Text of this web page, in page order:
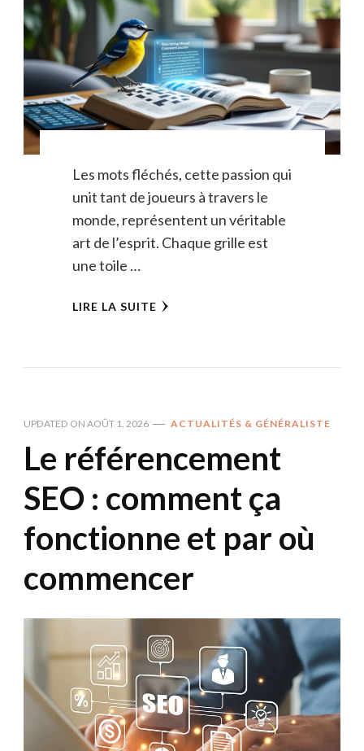
Les mots fléchés, cette passion qui
unit tant de joueurs à travers le
monde, représentent un véritable
art de l’esprit. Chaque grille est
une toile …
LIRE LA SUITE
UPDATED ON AOÛT 1, 2026 ACTUALITÉS & GÉNÉRALISTE
Le référencement
SEO : comment ça
fonctionne et par où
commencer